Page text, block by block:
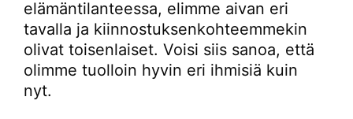
elämäntilanteessa, elimme aivan eri
tavalla ja kiinnostuksenkohteemmekin
olivat toisenlaiset. Voisi siis sanoa, että
olimme tuolloin hyvin eri ihmisiä kuin
nyt.